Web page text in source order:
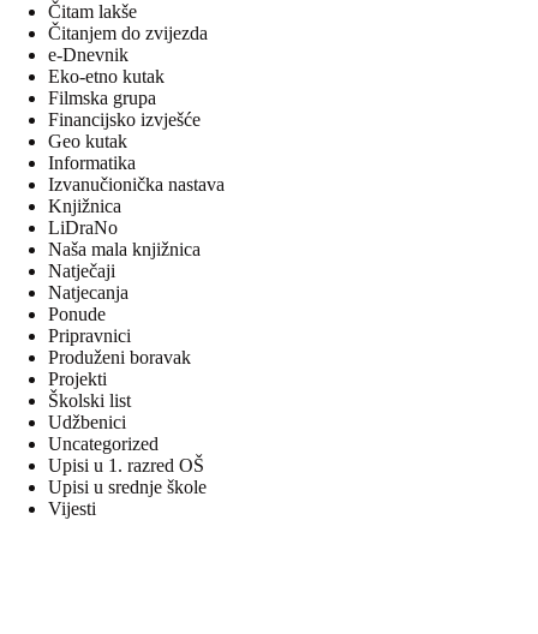
Čitam lakše
Čitanjem do zvijezda
e-Dnevnik
Eko-etno kutak
Filmska grupa
Financijsko izvješće
Geo kutak
Informatika
Izvanučionička nastava
Knjižnica
LiDraNo
Naša mala knjižnica
Natječaji
Natjecanja
Ponude
Pripravnici
Produženi boravak
Projekti
Školski list
Udžbenici
Uncategorized
Upisi u 1. razred OŠ
Upisi u srednje škole
Vijesti